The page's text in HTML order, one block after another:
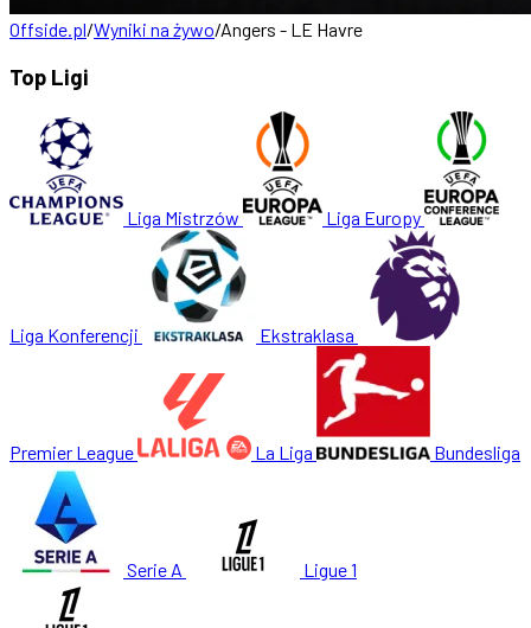
Offside.pl/Wyniki na żywo/Angers - LE Havre
Top Ligi
Liga Mistrzów Liga Europy
Liga Konferencji Ekstraklasa
Premier League La Liga Bundesliga
Serie A Ligue 1